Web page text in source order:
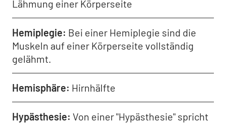
Lähmung einer Körperseite
Hemiplegie Bei einer Hemiplegie sind die
Muskeln auf einer Körperseite vollständig
gelähmt.
Hemisphäre Hirnhälfte
Hypästhesie Von einer "Hypästhesie" spricht